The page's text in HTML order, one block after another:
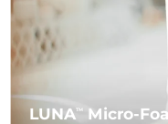
LUNATM Micro-